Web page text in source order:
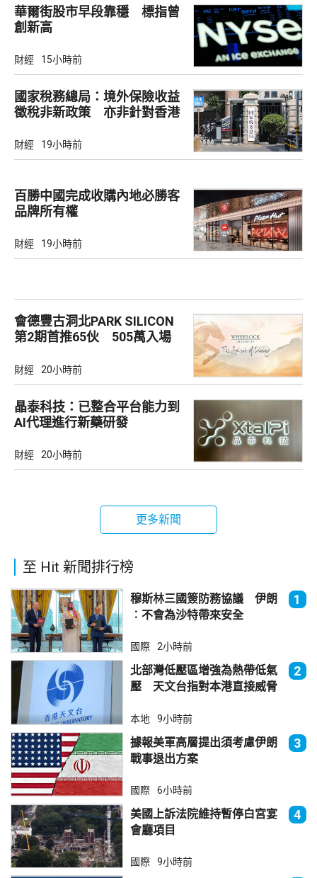
華爾街股市早段靠穩 標指曾
創新高
財經 15小時前
國家稅務總局：境外保險收益
徵稅非新政策 亦非針對香港
財經 19小時前
百勝中國完成收購內地必勝客
品牌所有權
財經 19小時前
會德豐古洞北PARK SILICON
第2期首推65伙 505萬入場
財經 20小時前
晶泰科技：已整合平台能力到
AI代理進行新藥研發
財經 20小時前
更多新聞
至 Hit 新聞排行榜
穆斯林三國簽防務協議 伊朗
︰不會為沙特帶來安全
1
國際 2小時前
北部灣低壓區增強為熱帶低氣
壓 天文台指對本港直接威脅
2
本地 9小時前
據報美軍高層提出須考慮伊朗
戰事退出方案
3
國際 6小時前
美國上訴法院維持暫停白宮宴
會廳項目
4
國際 9小時前